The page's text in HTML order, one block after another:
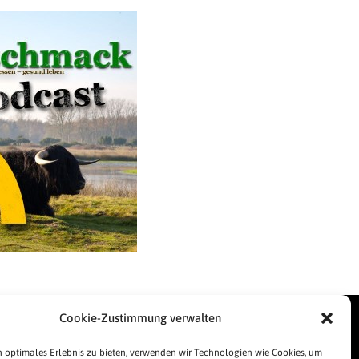
Cookie-Zustimmung verwalten
optimales Erlebnis zu bieten, verwenden wir Technologien wie Cookies, um
t
s
e
n
H
o
c
h
/
e